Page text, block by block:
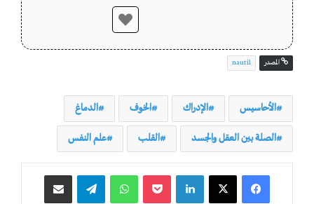
المصدر nautil
الأحاسيس الإدراك الخوف الدماغ
الصلة بين العقل والجسد القلب علم النفس
واتساب